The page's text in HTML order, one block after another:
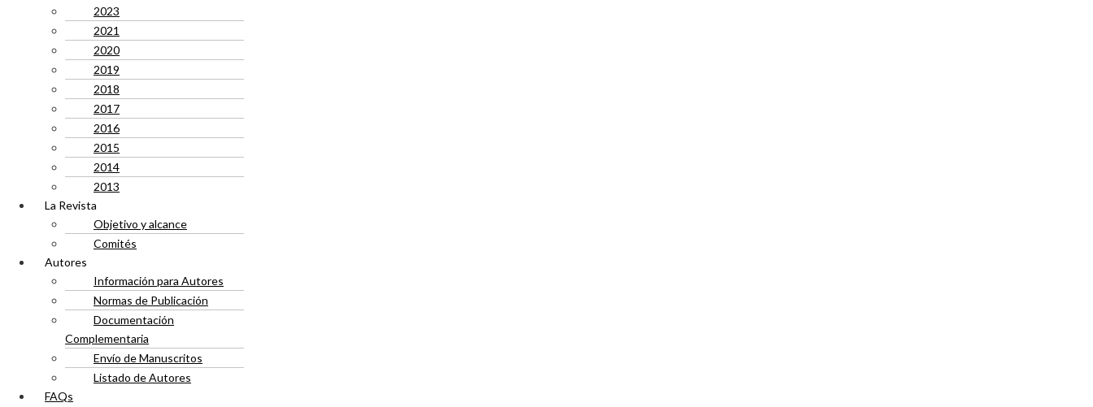
2023
2021
2020
2019
2018
2017
2016
2015
2014
2013
La Revista
Objetivo y alcance
Comités
Autores
Información para Autores
Normas de Publicación
Documentación
Complementaria
Envío de Manuscritos
Listado de Autores
FAQs